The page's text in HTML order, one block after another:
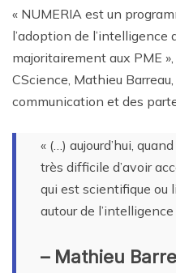
« NUMERIA est un
l’adoption de l’intelligence
majoritairement aux PME
CScience, Mathieu
communication et des
« (…) aujourd’hui,
très difficile d’avoir
qui est scientifique ou
autour de
– Mathieu